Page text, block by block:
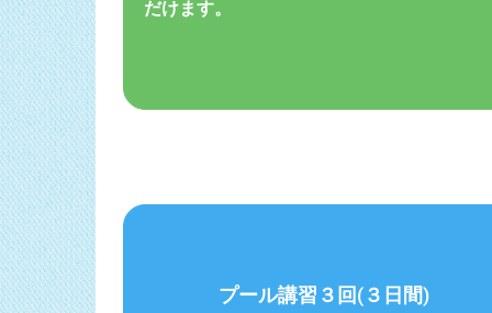
だけます。
プール講習３回(３日間)